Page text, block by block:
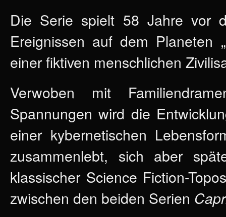
Die Serie spielt 58 Jahre vor
Ereignissen auf dem Planeten
einer fiktiven menschlichen
Verwoben mit
Spannungen wird die
einer kybernetischen
zusammenlebt, sich aber
klassischer Science Fiction-
zwischen den beiden Serien